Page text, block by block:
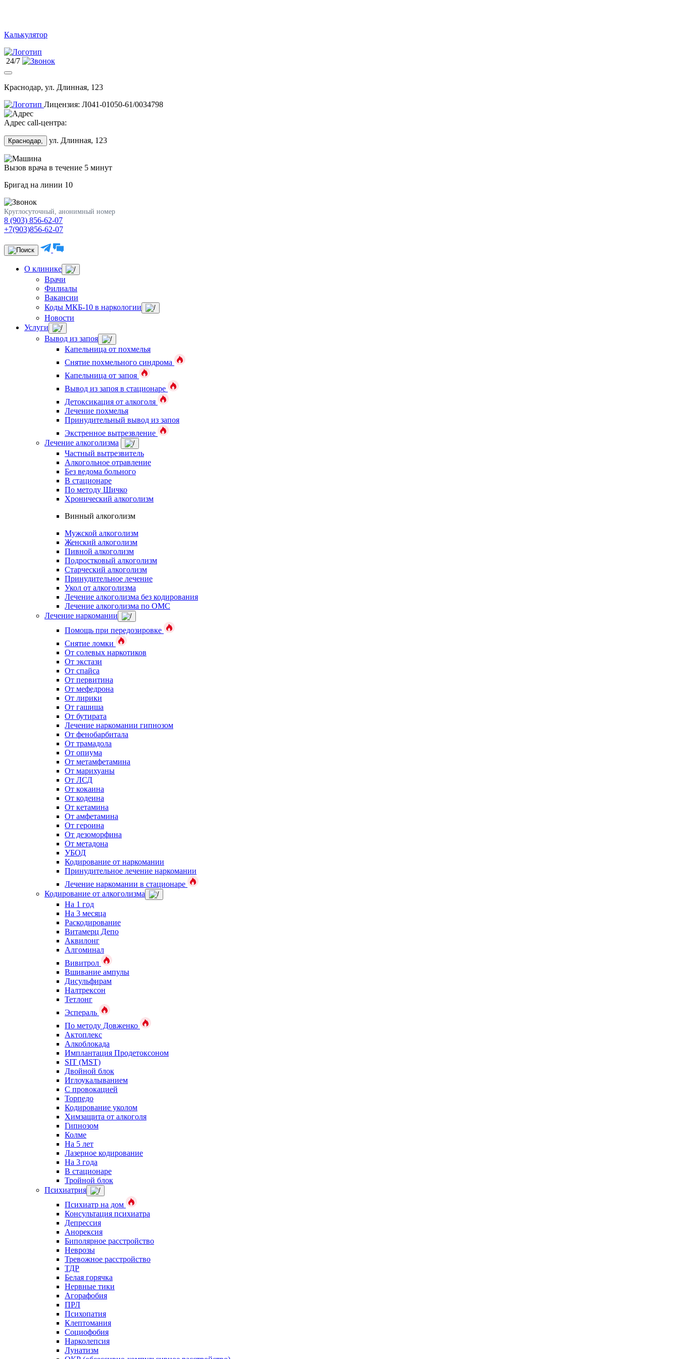
Калькулятор
24/7
Краснодар, ул. Длинная, 123
Лицензия: Л041-01050-61/0034798
Адрес call-центра:
Краснодар, ул. Длинная, 123
Вызов врача в течение 5 минут
Бригад на линии 10
Круглосуточный, анонимный номер
8 (903) 856-62-07
+7(903)856-62-07
О клинике
Врачи
Филиалы
Вакансии
Коды МКБ-10 в наркологии
Новости
Услуги
Вывод из запоя
Капельница от похмелья
Снятие похмельного синдрома
Капельница от запоя
Вывод из запоя в стационаре
Детоксикация от алкоголя
Лечение похмелья
Принудительный вывод из запоя
Экстренное вытрезвление
Лечение алкоголизма
Частный вытрезвитель
Алкогольное отравление
Без ведома больного
В стационаре
По методу Шичко
Хронический алкоголизм
Винный алкоголизм
Мужской алкоголизм
Женский алкоголизм
Пивной алкоголизм
Подростковый алкоголизм
Старческий алкоголизм
Принудительное лечение
Укол от алкоголизма
Лечение алкоголизма без кодирования
Лечение алкоголизма по ОМС
Лечение наркомании
Помощь при передозировке
Снятие ломки
От солевых наркотиков
От экстази
От спайса
От первитина
От мефедрона
От лирики
От гашиша
От бутирата
Лечение наркомании гипнозом
От фенобарбитала
От трамадола
От опиума
От метамфетамина
От марихуаны
От ЛСД
От кокаина
От кодеина
От кетамина
От амфетамина
От героина
От дезоморфина
От метадона
УБОД
Кодирование от наркомании
Принудительное лечение наркомании
Лечение наркомании в стационаре
Кодирование от алкоголизма
На 1 год
На 3 месяца
Раскодирование
Витамерц Депо
Аквилонг
Алгоминал
Вивитрол
Вшивание ампулы
Дисульфирам
Налтрексон
Тетлонг
Эспераль
По методу Довженко
Актоплекс
Алкоблокада
Имплантация Продетоксоном
SIT (MST)
Двойной блок
Иглоукалыванием
С провокацией
Торпедо
Кодирование уколом
Химзащита от алкоголя
Гипнозом
Колме
На 5 лет
Лазерное кодирование
На 3 года
В стационаре
Тройной блок
Психиатрия
Психиатр на дом
Консультация психиатра
Депрессия
Анорексия
Биполярное расстройство
Неврозы
Тревожное расстройство
ТДР
Белая горячка
Нервные тики
Агорафобия
ПРЛ
Психопатия
Клептомания
Социофобия
Нарколепсия
Лунатизм